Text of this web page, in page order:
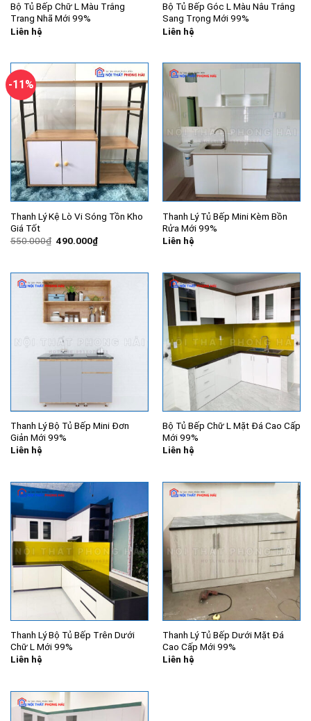
Bộ Tủ Bếp Chữ L Màu Trắng
Trang Nhã Mới 99%
Liên hệ
Bộ Tủ Bếp Góc L Màu Nâu Trắng
Sang Trọng Mới 99%
Liên hệ
-11%
Thanh Lý Kệ Lò Vi Sóng Tồn Kho
Giá Tốt
550.000₫ Giá
490.000₫Giá
hiện
490.000₫.
Thanh Lý Tủ Bếp Mini Kèm Bồn
Rửa Mới 99%
Liên hệ
Thanh Lý Bộ Tủ Bếp Mini Đơn
Giản Mới 99%
Liên hệ
Bộ Tủ Bếp Chữ L Mặt Đá Cao Cấp
Mới 99%
Liên hệ
Thanh Lý Bộ Tủ Bếp Trên Dưới
Chữ L Mới 99%
Liên hệ
Thanh Lý Tủ Bếp Dưới Mặt Đá
Cao Cấp Mới 99%
Liên hệ